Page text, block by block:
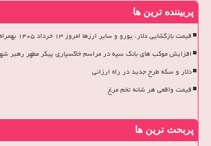
پربیننده ترین ها
قیمت بازگشایی دلار، یورو و سایر ارزها امروز ۱۳ خرداد ۱۴۰۵ بهمراه جدول
افزایش موکب های بانک سپه در مراسم خاکسپاری پیکر مطهر رهبر شهید
دلار و سکه طرح جدید در راه ارزانی
قیمت واقعی هر شانه تخم مرغ
پربحث ترین ها